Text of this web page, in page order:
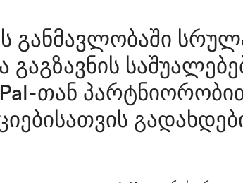
განმავლობაში
თან